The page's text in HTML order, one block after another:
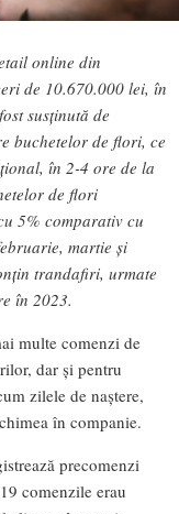
online din
de 10.670.000 lei, în
susținută de
buchetelor de flori, ce
în 2-4 ore de la
de flori
5% comparativ cu
martie și
trandafiri, urmate
în 2023.
multe comenzi de
dar și pentru
zilele de naștere,
în companie.
precomenzi
comenzile erau